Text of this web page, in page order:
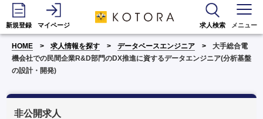
新規登録 マイページ 求人検索 メニュー
HOME 求人情報を探す データベースエンジニア
大手総合電
機会社での民間企業R&D部門のDX推進に資するデータエンジニア(分析基盤
の設計・開発)
非公開求人